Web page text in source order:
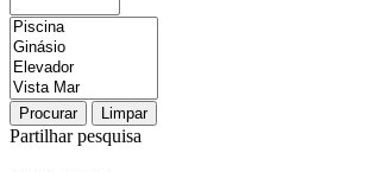
Procurar Limpar
Partilhar pesquisa